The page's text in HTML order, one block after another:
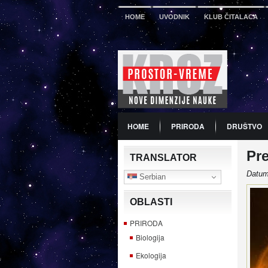
HOME UVODNIK KLUB ČITALACA
HOME PRIRODA DRUŠTVO
PDF BROJ 12
TRANSLATOR
Serbian
OBLASTI
PRIRODA
Biologija
Ekologija